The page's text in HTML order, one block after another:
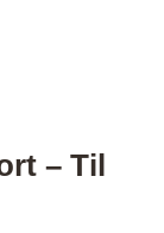
– Til